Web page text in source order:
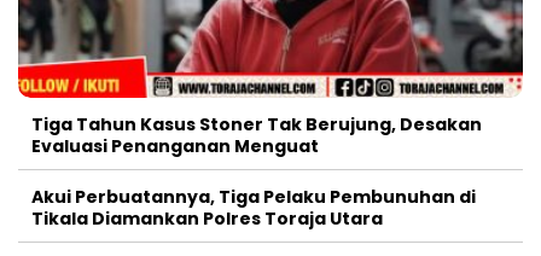
Tiga Tahun Kasus Stoner Tak Berujung, Desakan
Evaluasi Penanganan Menguat
Akui Perbuatannya, Tiga Pelaku Pembunuhan di
Tikala Diamankan Polres Toraja Utara